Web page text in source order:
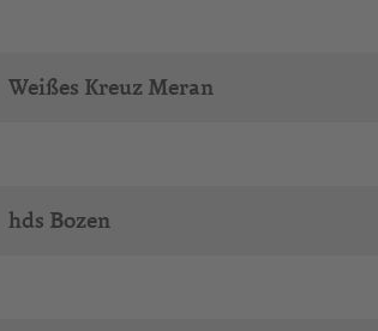
Weißes Kreuz Meran
hds Bozen